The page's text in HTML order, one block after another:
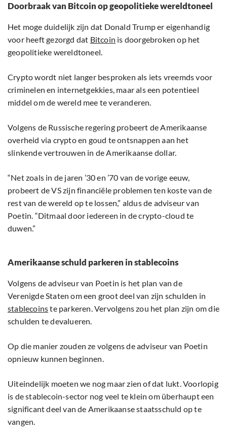
Doorbraak van Bitcoin op geopolitieke wereldtoneel
Het moge duidelijk zijn dat Donald Trump er eigenhandig
voor heeft gezorgd dat Bitcoin is doorgebroken op het
geopolitieke wereldtoneel.
Crypto wordt niet langer besproken als iets vreemds voor
criminelen en internetgekkies, maar als een potentieel
middel om de wereld mee te veranderen.
Volgens de Russische regering probeert de Amerikaanse
overheid via crypto en goud te ontsnappen aan het
slinkende vertrouwen in de Amerikaanse dollar.
“Net zoals in de jaren ’30 en ’70 van de vorige eeuw,
probeert de VS zijn financiële problemen ten koste van de
rest van de wereld op te lossen,” aldus de adviseur van
Poetin. “Ditmaal door iedereen in de crypto-cloud te
duwen.”
Amerikaanse schuld parkeren in stablecoins
Volgens de adviseur van Poetin is het plan van de
Verenigde Staten om een groot deel van zijn schulden in
stablecoinste parkeren. Vervolgens zou het plan zijn om die
schulden te devalueren.
Op die manier zouden ze volgens de adviseur van Poetin
opnieuw kunnen beginnen.
Uiteindelijk moeten we nog maar zien of dat lukt. Voorlopig
is de stablecoin-sector nog veel te klein om überhaupt een
significant deel van de Amerikaanse staatsschuld op te
vangen.